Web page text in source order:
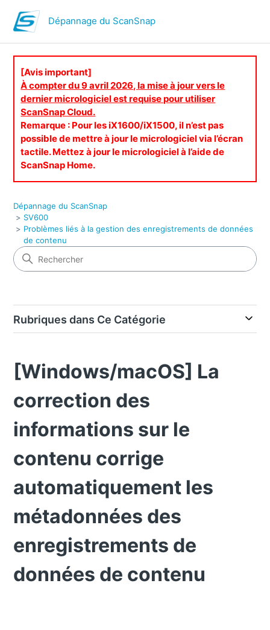
Dépannage du ScanSnap
[Avis important]
À compter du 9 avril 2026, la mise à jour vers le
dernier micrologiciel est requise pour utiliser
ScanSnap Cloud.
Remarque : Pour les iX1600/iX1500, il n’est pas
possible de mettre à jour le micrologiciel via l’écran
tactile. Mettez à jour le micrologiciel à l’aide de
ScanSnap Home.
Dépannage du ScanSnap
SV600
Problèmes liés à la gestion des enregistrements de données
de contenu
Rubriques dans Ce Catégorie
[Windows/macOS] La
correction des
informations sur le
contenu corrige
automatiquement les
métadonnées des
enregistrements de
données de contenu